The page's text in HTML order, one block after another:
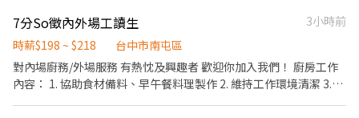
訓練(線上上課，有薪水) >>一定要參加 下午場：14:00~17:00、晚
保險制度：勞保、健保、團保(意外險)、職災保險、退休金提撥6%
2.休假制度：特休假、育嬰假、陪產假、家庭照顧假、生理假等等
3.健康相關：年度員工健檢(不含新進人員體檢) 4.其他：上班免費享
用冰淇淋、員工折扣、生日福利、三節禮金(品)、福委會福利
7分So徵內外場工讀生
3小時前
時薪$198 ~ $218
台中市南屯區
對內場廚務/外場服務 有熱忱及興趣者 歡迎你加入我們！ 廚房工作
內容： 1. 協助食材備料、早午餐料理製作 2. 維持工作環境清潔 3.團